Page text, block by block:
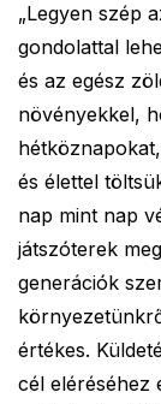
„Legyen szép
gondolattal
és az egész
növényekkel,
és élettel
nap mint nap
játszóterek
generációk
értékes.
cél eléréséhez